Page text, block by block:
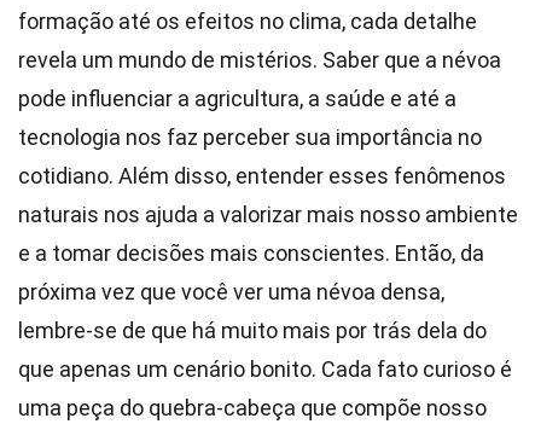
formação até os efeitos no clima, cada detalhe
revela um mundo de mistérios. Saber que a névoa
pode influenciar a agricultura, a saúde e até a
tecnologia nos faz perceber sua importância no
cotidiano. Além disso, entender esses fenômenos
naturais nos ajuda a valorizar mais nosso ambiente
e a tomar decisões mais conscientes. Então, da
próxima vez que você ver uma névoa densa,
lembre-se de que há muito mais por trás dela do
que apenas um cenário bonito. Cada fato curioso é
uma peça do quebra-cabeça que compõe nosso